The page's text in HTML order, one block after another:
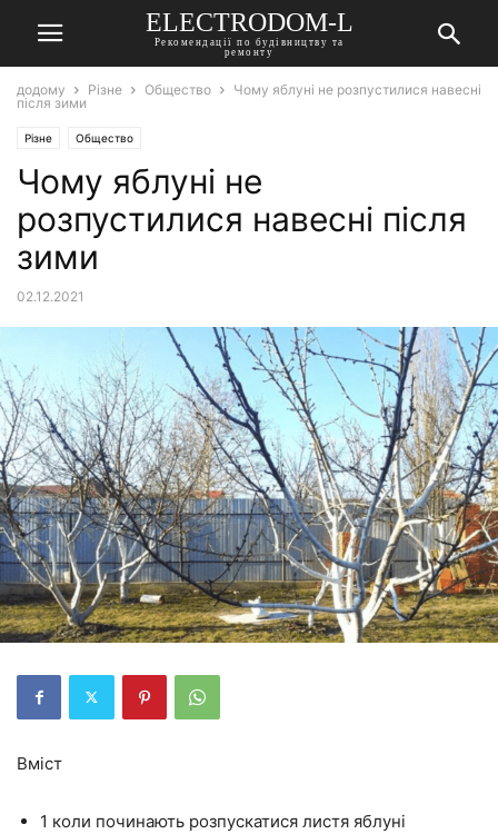
ELECTRODOM-L
Рекомендації по будівництву та
ремонту
додому Різне Общество
Чому яблуні не розпустилися навесні
після зими
Різне Общество
Чому яблуні не
розпустилися навесні після
зими
02.12.2021
Вміст
1 коли починають розпускатися листя яблуні